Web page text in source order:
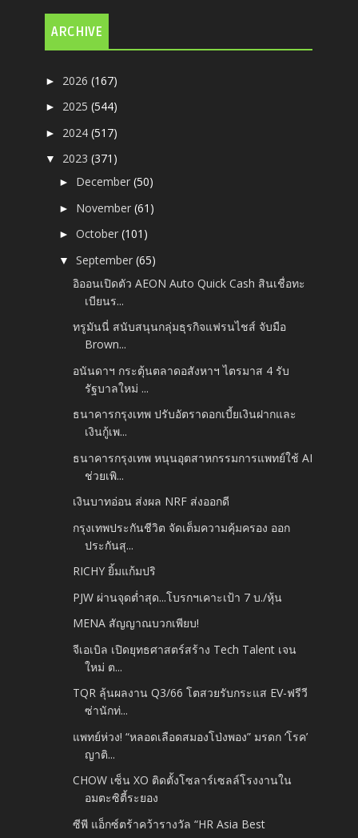
ARCHIVE
► 2026(167)
► 2025(544)
► 2024(517)
▼ 2023(371)
► December(50)
► November(61)
►October(101)
▼September(65)
อิออนเปิดตัว AEON Auto Quick Cash สินเชื่อทะ
เบียนร...
ทรูมันนี่ สนับสนุนกลุ่มธุรกิจแฟรนไชส์ จับมือ
Brown...
อนันดาฯ กระตุ้นตลาดอสังหาฯ ไตรมาส 4 รับ
รัฐบาลใหม่ ...
ธนาคารกรุงเทพ ปรับอัตราดอกเบี้ยเงินฝากและ
เงินกู้เพ...
ธนาคารกรุงเทพ หนุนอุตสาหกรรมการแพทย์ใช้ AI
ช่วยเพิ...
เงินบาทอ่อน ส่งผล NRF ส่งออกดี
กรุงเทพประกันชีวิต จัดเต็มความคุ้มครอง ออก
ประกันสุ...
RICHY ยิ้มแก้มปริ
PJW ผ่านจุดต่ำสุด...โบรกฯเคาะเป้า 7 บ./หุ้น
MENA สัญญาณบวกเพียบ!
จีเอเบิล เปิดยุทธศาสตร์สร้าง Tech Talent เจน
ใหม่ ต...
TQR ลุ้นผลงาน Q3/66 โตสวยรับกระแส EV-ฟรีวี
ซ่านักท่...
แพทย์ห่วง! “หลอดเลือดสมองโป่งพอง” มรดก ‘โรค’
ญาติ...
CHOW เซ็น XO ติดตั้งโซลาร์เซลล์โรงงานใน
อมตะซิตี้ระยอง
ซีพี แอ็กซ์ตร้าคว้ารางวัล “HR Asia Best